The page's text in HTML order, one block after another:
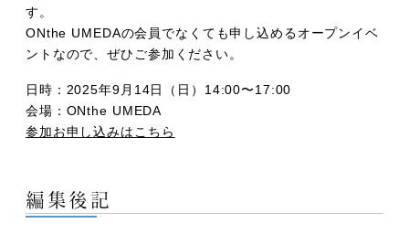
す。
ONthe UMEDAの会員でなくても申し込めるオープンイベ
ントなので、ぜひご参加ください。
日時：2025年9月14日（日）14:00〜17:00
会場：ONthe UMEDA
参加お申し込みはこちら
編集後記